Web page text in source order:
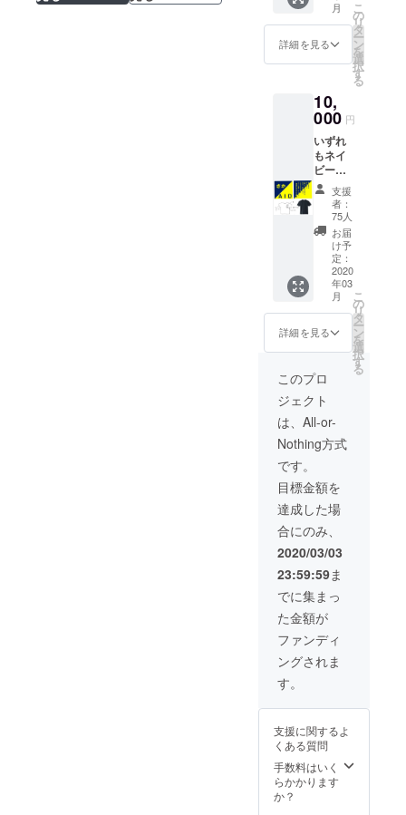
度、保護
人びとの懸
業で再開し
ているので
すが、これ
からの異常
気象を前に
（かさ上
げ）（移
転）（改
築）などを
真剣に考え
ておりま
す。
子どもたち
が笑って・
泣いて・ケ
ンカして・
仲直りする
《あたりま
え》の毎日
が《いつま
でも》続く
ための施設
づくりにご
支援をお願
いいたしま
す。
設置事業
者：学校法
人さかえ学
園
上がる
子ども
になっ
てほし
い、と
いを込
めまし
た。
月
詳細を見る
こ
の
リ
タ
ー
ン
を
選
択
す
る
10,
000 円
いずれ
もネイ
ビー
（濃
紺）で
す。 サ
イズは
１２０
から３L
までと
なりま
す。 ご
希望の
サイズ
を支援
時に備
考欄に
記載く
ださ
い。
支援
者：
75人
お届
け予
定：
2020
年03
月
詳細を見る
こ
の
リ
タ
ー
ン
を
選
択
す
る
このプロ
ジェクト
は、All-or-
Nothing方式
です。
目標金額を
達成した場
合にのみ、
2020/03/03
23:59:59ま
でに集まっ
た金額が
ファンディ
ングされま
す。
支援に関するよ
くある質問
手数料はいく
らかかります
か？